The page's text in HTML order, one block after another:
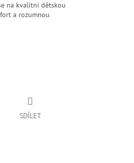
na kvalitní dětskou
a rozumnou
SDÍLET